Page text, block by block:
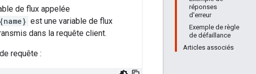
réponses
d'erreur
Exemple de règle
de défaillance
Articles associés
de flux appelée
est une variable de flux
dans la requête client.
requête :